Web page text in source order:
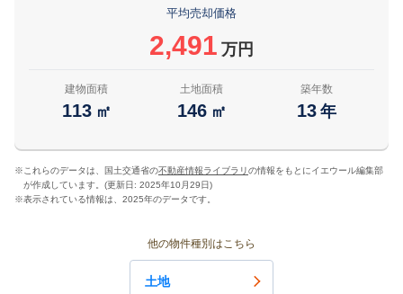
平均売却価格
2,491 万円
建物面積
113 ㎡
土地面積
146 ㎡
築年数
13 年
※ これらのデータは、国土交通省の不動産情報ライブラリの情報をもとにイエウール編集部
が作成しています。(更新日: 2025年10月29日)
※表示されている情報は、2025年のデータです。
他の物件種別はこちら
土地